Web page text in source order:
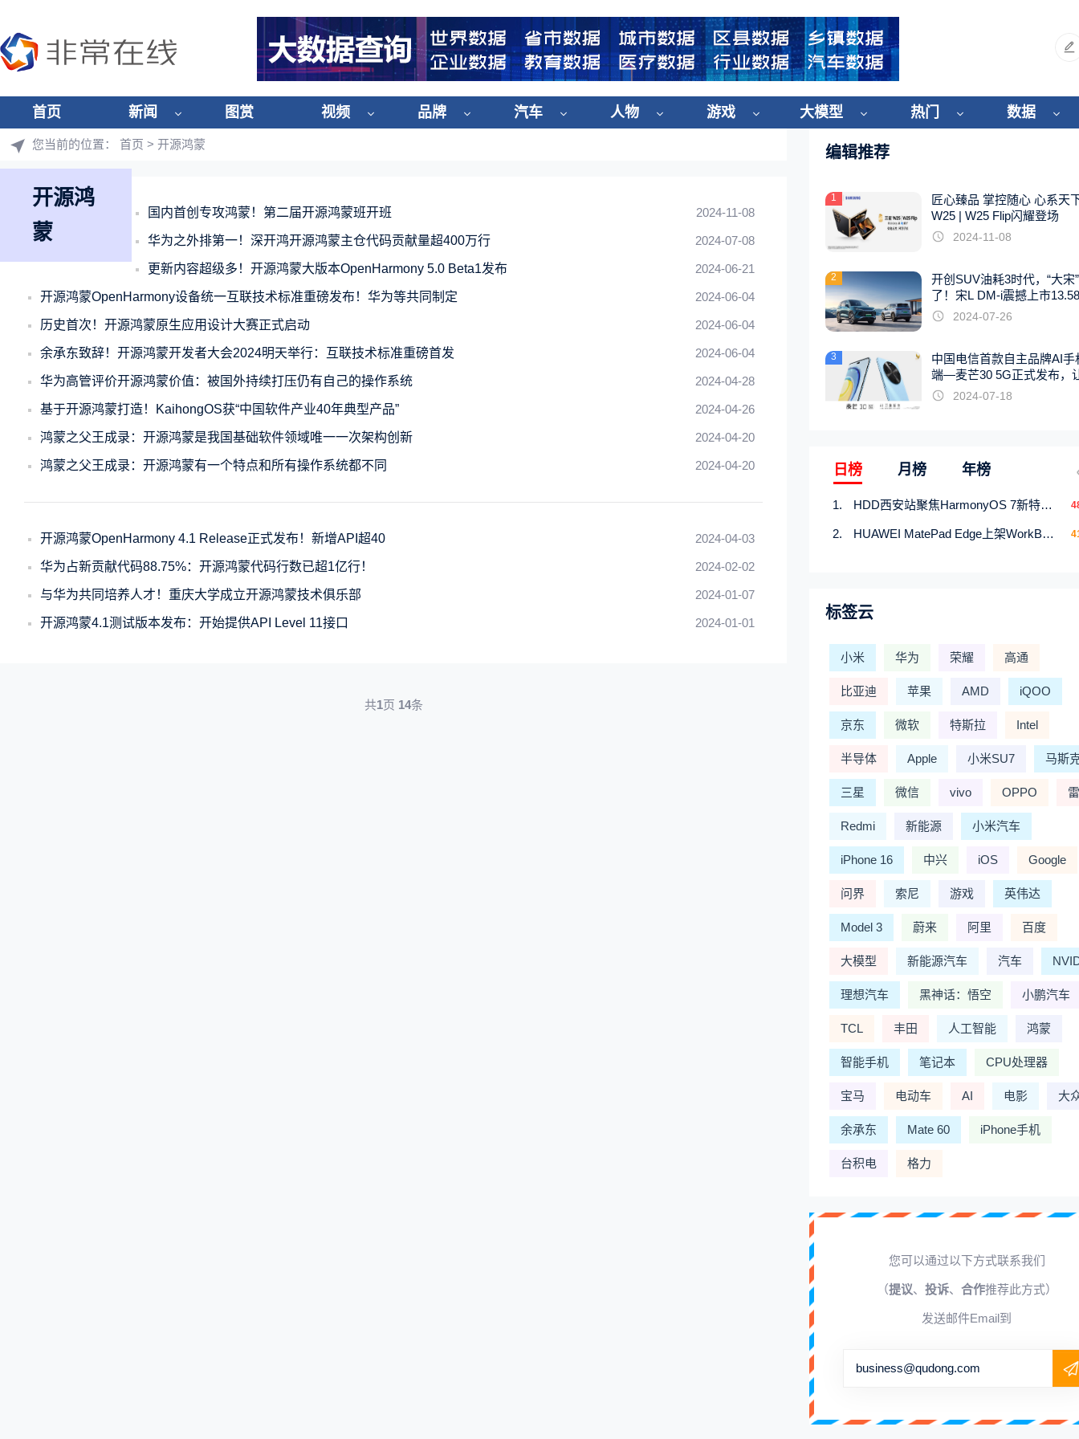
首页 新闻 图赏 视频 品牌 汽车 人物 游戏 大模型 热门 数据
您当前的位置： 首页 > 开源鸿蒙
开源鸿
蒙
2024-11-08
国内首创专攻鸿蒙！第二届开源鸿蒙班开班
2024-07-08
华为之外排第一！深开鸿开源鸿蒙主仓代码贡献量超400万行
2024-06-21
更新内容超级多！开源鸿蒙大版本OpenHarmony 5.0 Beta1发布
2024-06-04
开源鸿蒙OpenHarmony设备统一互联技术标准重磅发布！华为等共同制定
2024-06-04
历史首次！开源鸿蒙原生应用设计大赛正式启动
2024-06-04
余承东致辞！开源鸿蒙开发者大会2024明天举行：互联技术标准重磅首发
2024-04-28
华为高管评价开源鸿蒙价值：被国外持续打压仍有自己的操作系统
2024-04-26
基于开源鸿蒙打造！KaihongOS获“中国软件产业40年典型产品”
2024-04-20
鸿蒙之父王成录：开源鸿蒙是我国基础软件领域唯一一次架构创新
2024-04-20
鸿蒙之父王成录：开源鸿蒙有一个特点和所有操作系统都不同
2024-04-03
开源鸿蒙OpenHarmony 4.1 Release正式发布！新增API超40
2024-02-02
华为占新贡献代码88.75%：开源鸿蒙代码行数已超1亿行！
2024-01-07
与华为共同培养人才！重庆大学成立开源鸿蒙技术俱乐部
2024-01-01
开源鸿蒙4.1测试版本发布：开始提供API Level 11接口
共1页 14条
编辑推荐
1
匠心臻品 掌控随心 心系天
W25 | W25 Flip闪耀登场
2024-11-08
2
开创SUV油耗3时代，“大宋
了！宋L DM-i震撼上市
起
2024-07-26
3
中国电信首款自主品牌AI手
端—麦芒30 5G正式发布，
触手可及2024-07-18
日榜 月榜 年榜
HDD西安站聚焦HarmonyOS 7新特性，解锁从互联到智能的应用开发新范式
HUAWEI MatePad Edge上架WorkBuddy鸿蒙PC版，说话就能干活的AI办公搭子
标签云
小米 华为 荣耀 高通
比亚迪 苹果 AMD iQOO
京东 微软 特斯拉 Intel
半导体 Apple 小米SU7 马斯
三星 微信 vivo OPPO
Redmi 新能源 小米汽车
iPhone 16 中兴 iOS Google
问界 索尼 游戏 英伟达
Model 3 蔚来 阿里 百度
大模型 新能源汽车 汽车
理想汽车 黑神话：悟空 小鹏汽车
TCL 丰田 人工智能 鸿蒙
智能手机 笔记本 CPU处理器
宝马 电动车 AI 电影 大
余承东 Mate 60 iPhone手机
台积电 格力
您可以通过以下方式联系我们
（提议、 投诉、 合作推荐此方式）
发送邮件Email到
business@qudong.com